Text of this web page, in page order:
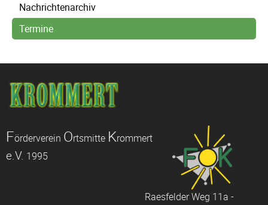
überspringen
Nachrichtenarchiv
Termine
Förderverein Ortsmitte Krommert
e.V. 1995
Raesfelder Weg 11a -